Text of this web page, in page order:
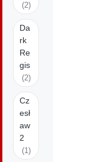
(2)
Da
rk
Re
gis
(2)
Cz
esł
aw
2
(1)